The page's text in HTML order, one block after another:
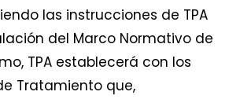
las instrucciones de TPA
del Marco Normativo de
TPA establecerá con los
Tratamiento que,